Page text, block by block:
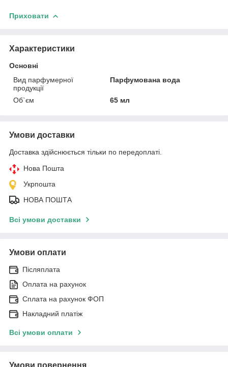
Приховати
Характеристики
Основні
Вид парфумерної
продукції
Парфумована вода
Об`єм 65 мл
Умови доставки
Доставка здійснюється тільки по передоплаті.
Нова Пошта
Укрпошта
НОВА ПОШТА
Всі умови доставки
Умови оплати
Післяплата
Оплата на рахунок
Сплата на рахунок ФОП
Накладний платіж
Всі умови оплати
Умови повернення